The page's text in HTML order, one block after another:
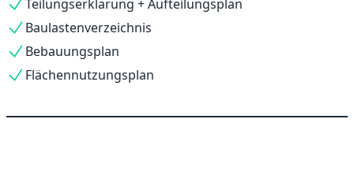
Teilungserklärung + Aufteilungsplan
Baulastenverzeichnis
Bebauungsplan
Flächennutzungsplan